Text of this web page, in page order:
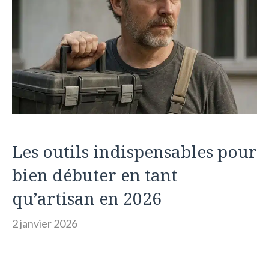
Les outils indispensables pour
bien débuter en tant
qu’artisan en 2026
2 janvier 2026